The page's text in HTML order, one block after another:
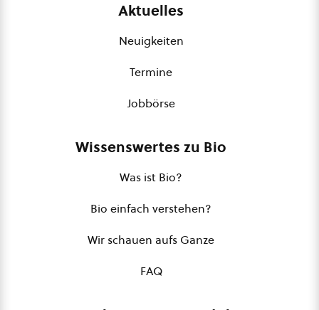
Aktuelles
Neuigkeiten
Termine
Jobbörse
Wissenswertes zu Bio
Was ist Bio?
Bio einfach verstehen?
Wir schauen aufs Ganze
FAQ